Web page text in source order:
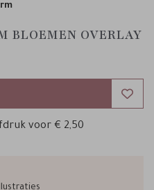
BLOEMEN OVERLAY
voor€ 2,50